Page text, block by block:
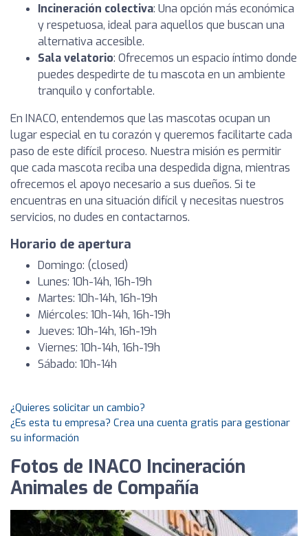
Incineración colectiva: Una opción más económica
y respetuosa, ideal para aquellos que buscan una
alternativa accesible.
Sala velatorio: Ofrecemos un espacio íntimo donde
puedes despedirte de tu mascota en un ambiente
tranquilo y confortable.
En INACO, entendemos que las mascotas ocupan un
lugar especial en tu corazón y queremos facilitarte cada
paso de este difícil proceso. Nuestra misión es permitir
que cada mascota reciba una despedida digna, mientras
ofrecemos el apoyo necesario a sus dueños. Si te
encuentras en una situación difícil y necesitas nuestros
servicios, no dudes en contactarnos.
Horario de apertura
Domingo: (closed)
Lunes: 10h-14h, 16h-19h
Martes: 10h-14h, 16h-19h
Miércoles: 10h-14h, 16h-19h
Jueves: 10h-14h, 16h-19h
Viernes: 10h-14h, 16h-19h
Sábado: 10h-14h
¿Quieres solicitar un cambio?
¿Es esta tu empresa? Crea una cuenta gratis para gestionar
su información
Fotos de INACO Incineración
Animales de Compañía